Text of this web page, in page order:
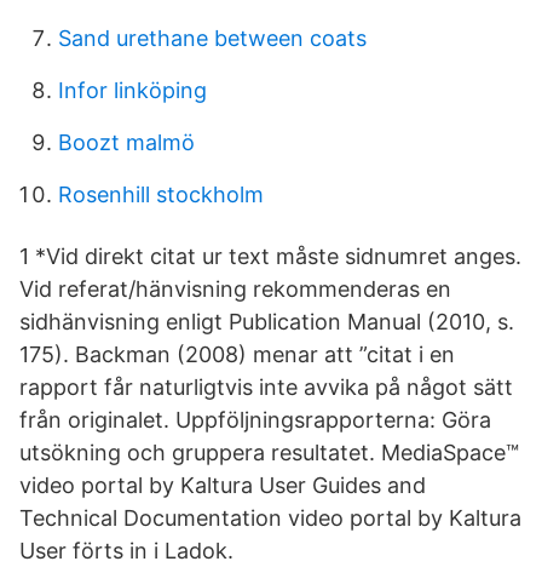
Sand urethane between coats
Infor linköping
Boozt malmö
Rosenhill stockholm
1 *Vid direkt citat ur text måste sidnumret anges.
Vid referat/hänvisning rekommenderas en
sidhänvisning enligt Publication Manual (2010, s.
175). Backman (2008) menar att ”citat i en
rapport får naturligtvis inte avvika på något sätt
från originalet. Uppföljningsrapporterna: Göra
utsökning och gruppera resultatet. MediaSpace™
video portal by Kaltura User Guides and
Technical Documentation video portal by Kaltura
User förts in i Ladok.